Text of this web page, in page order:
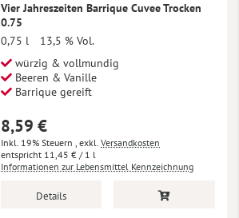
Vier Jahreszeiten Barrique Cuvee Trocken
0.75
0,75 l
13,5 % Vol.
würzig & vollmundig
Beeren & Vanille
Barrique gereift
8,59 €
Inkl. 19% Steuern , exkl. Versandkosten
11,45 € / 1 l
Informationen zur Lebensmittel Kennzeichnung
Details